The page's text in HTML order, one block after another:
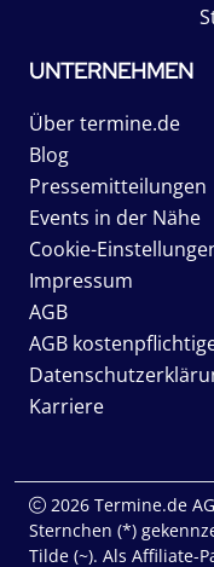
UNTERNEHMEN
Über termine.de
Blog
Pressemitteilungen
Events in der Nähe
Cookie-
Impressum
AGB
AGB
Karriere
2026 Termine.de
Sternchen (*)
Tilde (~). Als Affiliate-